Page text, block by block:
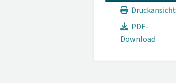
Druckansicht
PDF-
Download